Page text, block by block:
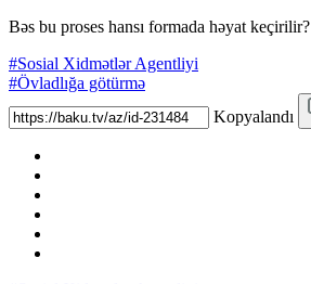
Bəs bu proses hansı formada həyat keçirilir?
#Sosial Xidmətlər Agentliyi
#Övladlığa götürmə
Kopyalandı